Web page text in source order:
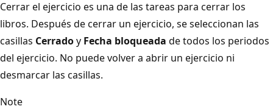
Cerrar el ejercicio es una de las tareas para cerrar los
libros. Después de cerrar un ejercicio, se seleccionan las
casillas Cerradoy Fecha bloqueada de todos los periodos
del ejercicio. No puede volver a abrir un ejercicio ni
desmarcar las casillas.
Note